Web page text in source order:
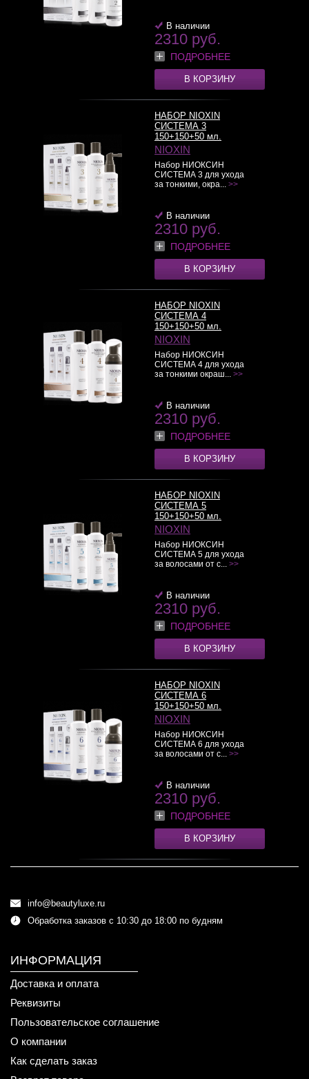
В наличии
2310 руб.
ПОДРОБНЕЕ
В КОРЗИНУ
НАБОР NIOXIN
СИСТЕМА 3
150+150+50 мл.
NIOXIN
Набор НИОКСИН
СИСТЕМА 3 для ухода
за тонкими, окра... >>
В наличии
2310 руб.
ПОДРОБНЕЕ
В КОРЗИНУ
НАБОР NIOXIN
СИСТЕМА 4
150+150+50 мл.
NIOXIN
Набор НИОКСИН
СИСТЕМА 4 для ухода
за тонкими окраш... >>
В наличии
2310 руб.
ПОДРОБНЕЕ
В КОРЗИНУ
НАБОР NIOXIN
СИСТЕМА 5
150+150+50 мл.
NIOXIN
Набор НИОКСИН
СИСТЕМА 5 для ухода
за волосами от с... >>
В наличии
2310 руб.
ПОДРОБНЕЕ
В КОРЗИНУ
НАБОР NIOXIN
СИСТЕМА 6
150+150+50 мл.
NIOXIN
Набор НИОКСИН
СИСТЕМА 6 для ухода
за волосами от с... >>
В наличии
2310 руб.
ПОДРОБНЕЕ
В КОРЗИНУ
info@beautyluxe.ru
Обработка заказов с 10:30 до 18:00 по будням
ИНФОРМАЦИЯ
Доставка и оплата
Реквизиты
Пользовательское соглашение
О компании
Как сделать заказ